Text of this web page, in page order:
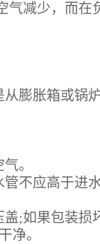
减少，而在
膨胀箱或锅
。
不应高于进
;如果包装损
净。